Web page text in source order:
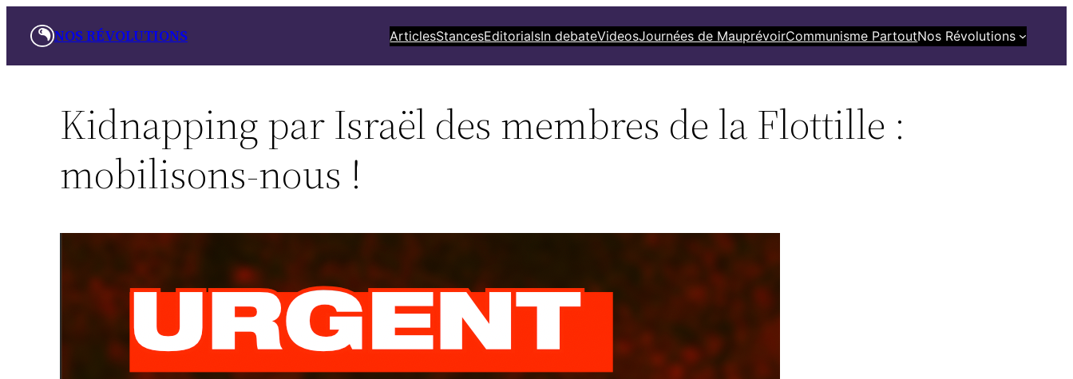
NOS RÉVOLUTIONS ArticlesStancesEditorialsIn debateVideosJournées de MauprévoirCommunisme PartoutNos Révolutions
Kidnapping par Israël des membres de la Flottille :
mobilisons-nous !